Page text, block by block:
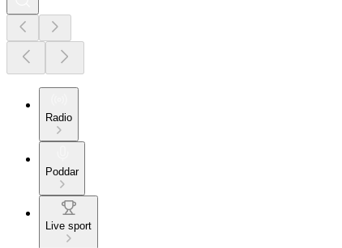
Radio
Poddar
Live sport